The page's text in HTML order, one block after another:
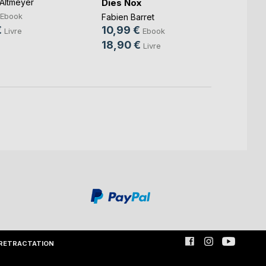
Ebook
Livre
Dies Nox
Fabien Barret
10,99 € Ebook
18,90 € Livre